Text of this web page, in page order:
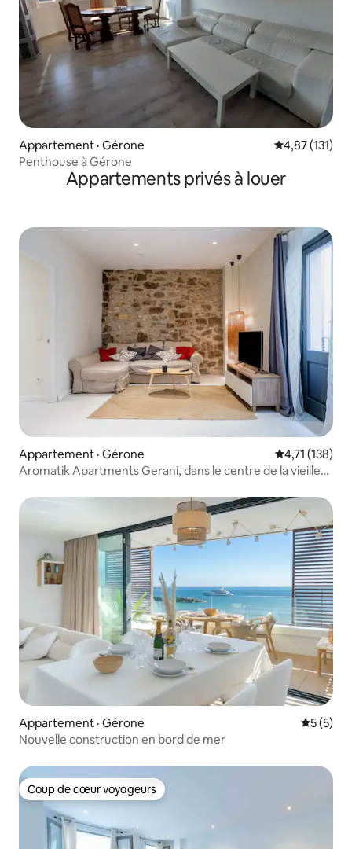
Appartement · Gérone Note
4,87 (131)
Penthouse à Gérone
Appartements privés à louer
Appartement · Gérone Note
4,71 (138)
Aromatik Apartments Gerani, dans le centre de la vieille
Appartement · Gérone Note
5 (5)
Nouvelle construction en bord de mer
Coup de cœur voyageurs
Coup de cœur voyageurs